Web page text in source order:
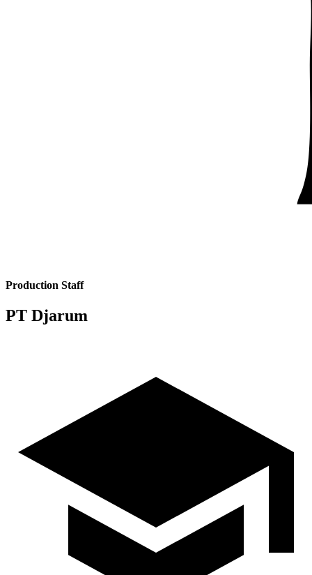
Production Staff
PT Djarum